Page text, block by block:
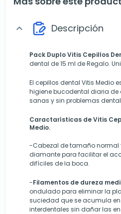
expand_more Descripción
Pack Duplo Vitis Cepillos
dental de 15 ml de Regalo.
El cepillos dental Vitis Medio
higiene bucodental diaria
sanas y sin problemas
Caractarísticas de Vitis
Medio.
-Cabezal de tamaño normal
diamante para facilitar el
difíciles de la boca.
-Filamentos de dureza
ondulado para eliminar la
suciedad que se acumula
interdentales sin dañar las